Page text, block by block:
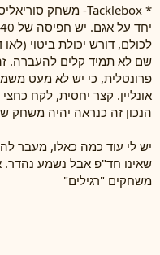
לכולם, דורש יכולת ביטוי
שם לא תמיד קלים להעברה.
פרונטלית, כי יש לא מעט
הנכון זה כנראה יהיה משחק
שאינו חד"פ אבל נשמע נהדר.
משחקים "רגילים"